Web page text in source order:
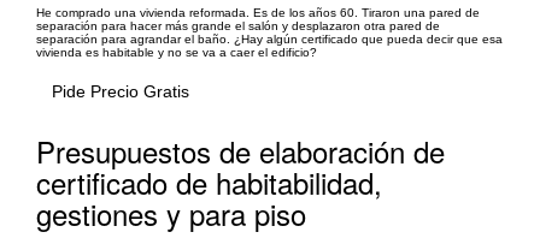
He comprado una vivienda reformada. Es de los años 60. Tiraron una pared de
separación para hacer más grande el salón y desplazaron otra pared de
separación para agrandar el baño. ¿Hay algún certificado que pueda decir que esa
vivienda es habitable y no se va a caer el edificio?
Pide Precio Gratis
Presupuestos de elaboración de
certificado de habitabilidad,
gestiones y para piso